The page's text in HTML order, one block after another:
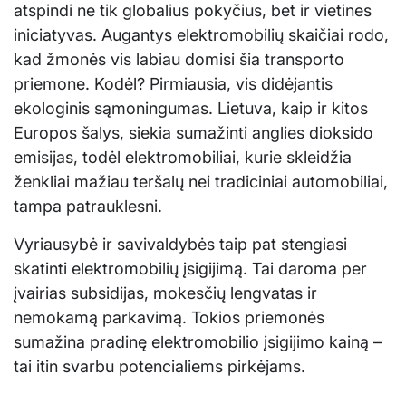
atspindi ne tik globalius pokyčius, bet ir vietines
iniciatyvas. Augantys elektromobilių skaičiai rodo,
kad žmonės vis labiau domisi šia transporto
priemone. Kodėl? Pirmiausia, vis didėjantis
ekologinis sąmoningumas. Lietuva, kaip ir kitos
Europos šalys, siekia sumažinti anglies dioksido
emisijas, todėl elektromobiliai, kurie skleidžia
ženkliai mažiau teršalų nei tradiciniai automobiliai,
tampa patrauklesni.
Vyriausybė ir savivaldybės taip pat stengiasi
skatinti elektromobilių įsigijimą. Tai daroma per
įvairias subsidijas, mokesčių lengvatas ir
nemokamą parkavimą. Tokios priemonės
sumažina pradinę elektromobilio įsigijimo kainą –
tai itin svarbu potencialiems pirkėjams.